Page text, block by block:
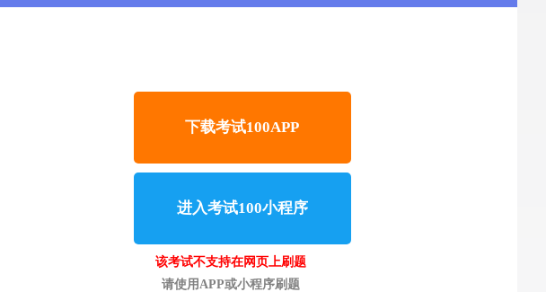
下载考试100APP
进入考试100小程序
该考试不支持在网页上刷题
请使用APP或小程序刷题